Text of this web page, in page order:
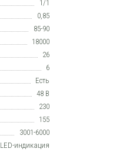
1/1
0,85
85-90
18000
26
6
Есть
48 В
230
155
3001-6000
LED-индикация